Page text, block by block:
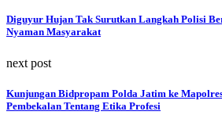
Diguyur Hujan Tak Surutkan Langkah Polisi
Nyaman Masyarakat
next post
Kunjungan Bidpropam Polda Jatim ke
Pembekalan Tentang Etika Profesi